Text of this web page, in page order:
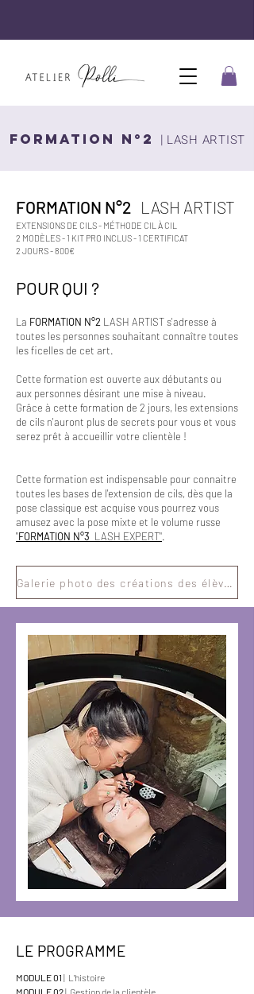
FORMATION N°2 | LASH ARTIST
FORMATION N°2 LASH ARTIST
EXTENSIONS DE CILS - MÉTHODE CIL À CIL
2 MODÈLES - 1 KIT PRO INCLUS - 1 CERTIFICAT
2 JOURS - 800€
POUR QUI ?
La FORMATION N°2 LASH ARTIST s'adresse à
toutes les personnes souhaitant connaître toutes
les ficelles de cet art.
Cette formation est ouverte aux débutants ou
aux personnes désirant une mise à niveau.
Grâce à cette formation de 2 jours, les extensions
de cils n'auront plus de secrets pour vous et vous
serez prêt à accueillir votre clientèle !
Cette formation est indispensable pour connaitre
toutes les bases de l'extension de cils, dès que la
pose classique est acquise vous pourrez vous
amusez avec la pose mixte et le volume russe
"FORMATION N°3 LASH EXPERT".
Galerie photo des créations des élèves
LE PROGRAMME
MODULE 01 | L'histoire
MODULE 02| Gestion de la clientèle